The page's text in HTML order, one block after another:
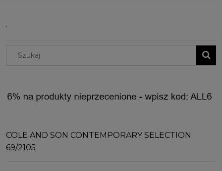
.
COLE AND SON CONTEMPORARY SELECTION
69/2105